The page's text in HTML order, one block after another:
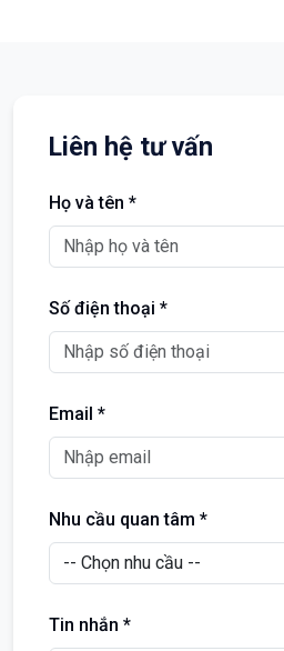
Liên hệ tư vấn
Họ và tên *
Số điện thoại *
Email *
Nhu cầu quan tâm *
Tin nhắn *